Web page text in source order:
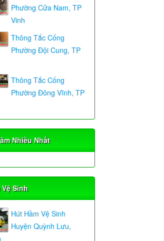
Phường Cửa Nam, TP
Vinh
Thông Tắc Cống
Phường Đội Cung, TP
Thông Tắc Cống
Phường Đông Vĩnh, TP
Nhiều Nhất
Vệ Sinh
Hút Hầm Vệ Sinh
Huyện Quỳnh Lưu,